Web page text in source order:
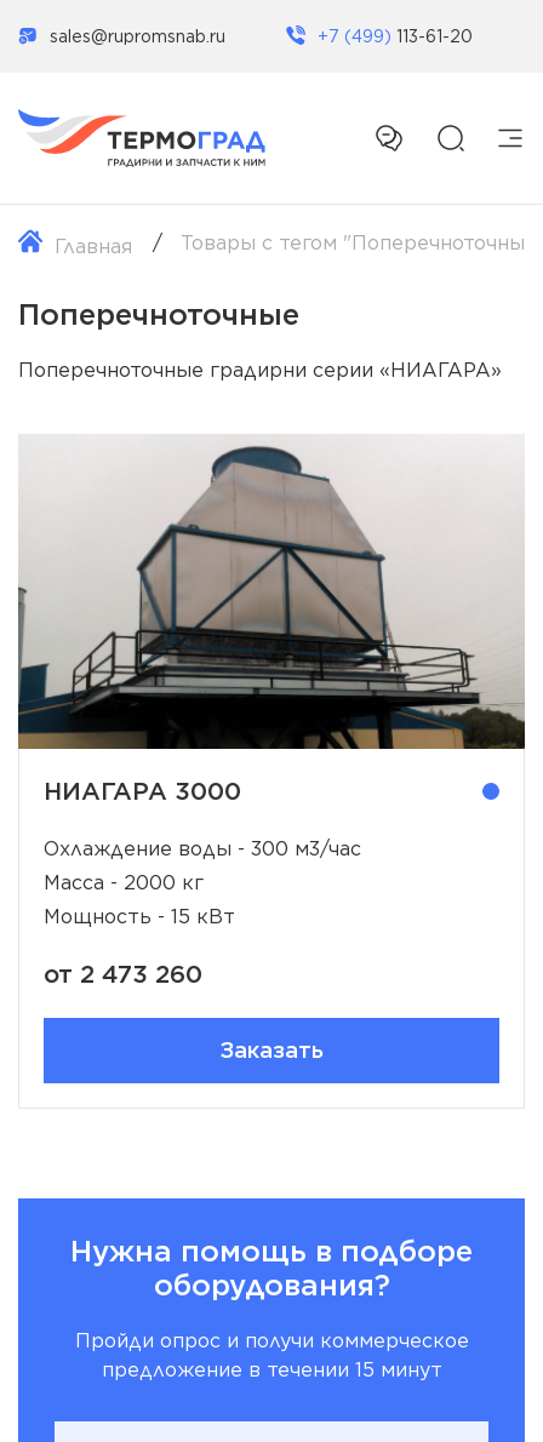
sales@rupromsnab.ru +7 (499) 113-61-20
Главная Товары с тегом
Поперечноточные
Поперечноточные градирни серии «НИАГАРА»
НИАГАРА 3000
Охлаждение воды - 300 м3/час
Масса - 2000 кг
Мощность - 15 кВт
от 2 473 260
Заказать
Нужна помощь в подборе
оборудования?
Пройди опрос и получи коммерческое
предложение в течении 15 минут